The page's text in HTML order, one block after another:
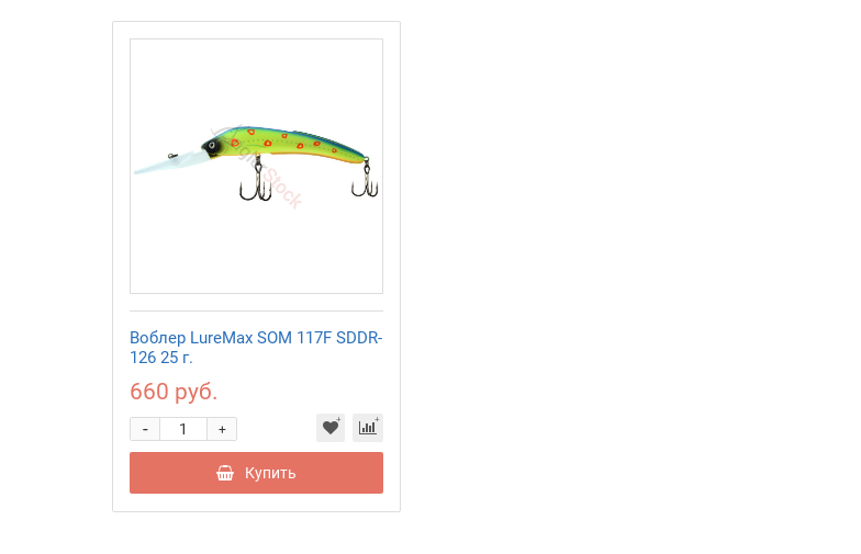
Воблер LureMax SOM 117F SDDR-
126 25 г.
660 руб.
+
-
Купить